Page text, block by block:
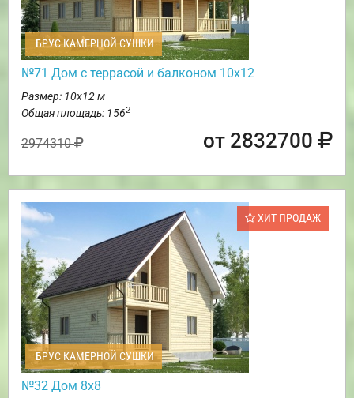
БРУС КАМЕРНОЙ СУШКИ
№71 Дом с террасой и балконом 10х12
Размер: 10х12 м
Общая площадь: 1562
2974310 от 2832700
ХИТ ПРОДАЖ
БРУС КАМЕРНОЙ СУШКИ
№32 Дом 8х8